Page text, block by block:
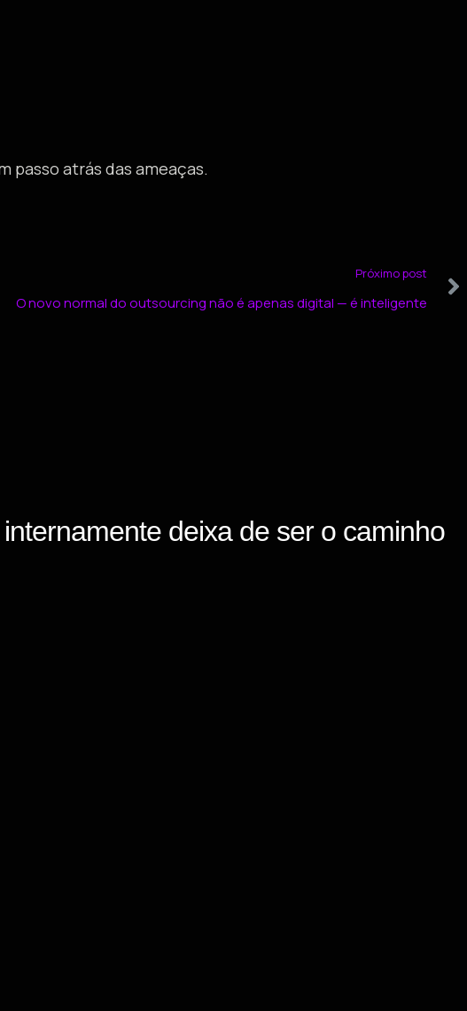
passo atrás das ameaças.
Próximo post
O novo normal do outsourcing não é apenas digital — é inteligente
deixa de ser o caminho